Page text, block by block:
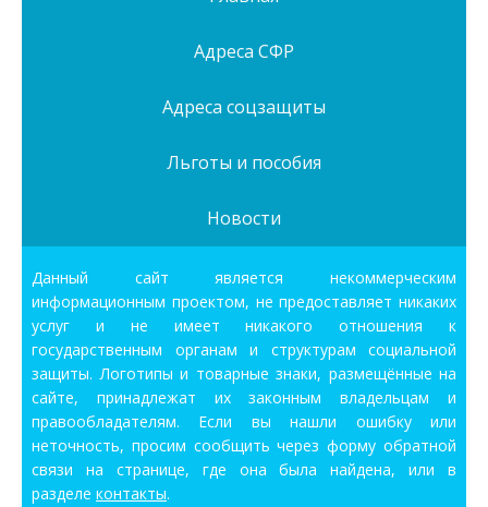
Адреса СФР
Адреса соцзащиты
Льготы и пособия
Новости
Данный сайт является некоммерческим
информационным проектом, не предоставляет никаких
услуг и не имеет никакого отношения к
государственным органам и структурам социальной
защиты. Логотипы и товарные знаки, размещённые на
сайте, принадлежат их законным владельцам и
правообладателям. Если вы нашли ошибку или
неточность, просим сообщить через форму обратной
связи на странице, где она была найдена, или в
разделе контакты.